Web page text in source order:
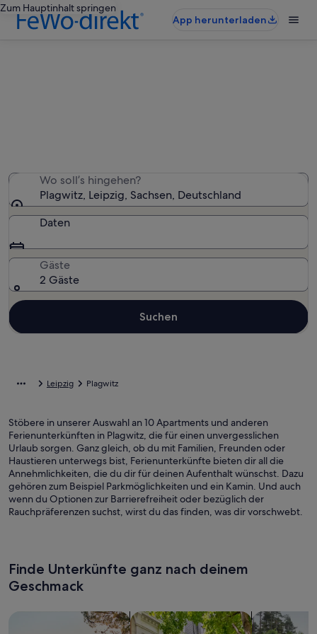
Zum Hauptinhalt springen
App herunterladen
Wo soll’s hingehen?
Plagwitz, Leipzig, Sachsen, Deutschland
Daten
Gäste
2 Gäste
Suchen
Leipzig Plagwitz
Stöbere in unserer Auswahl an 10 Apartments und anderen
Ferienunterkünften in Plagwitz, die für einen unvergesslichen
Urlaub sorgen. Ganz gleich, ob du mit Familien, Freunden oder
Haustieren unterwegs bist, Ferienunterkünfte bieten dir all die
Annehmlichkeiten, die du dir für deinen Aufenthalt wünschst. Dazu
gehören zum Beispiel Parkmöglichkeiten und ein Kamin. Und auch
wenn du Optionen zur Barrierefreiheit oder bezüglich der
Rauchpräferenzen suchst, wirst du das finden, was dir vorschwebt.
Finde Unterkünfte ganz nach deinem
Geschmack
Suche nach FerienhäusernSuche nach Ferienwohnungen oder
Suche nach